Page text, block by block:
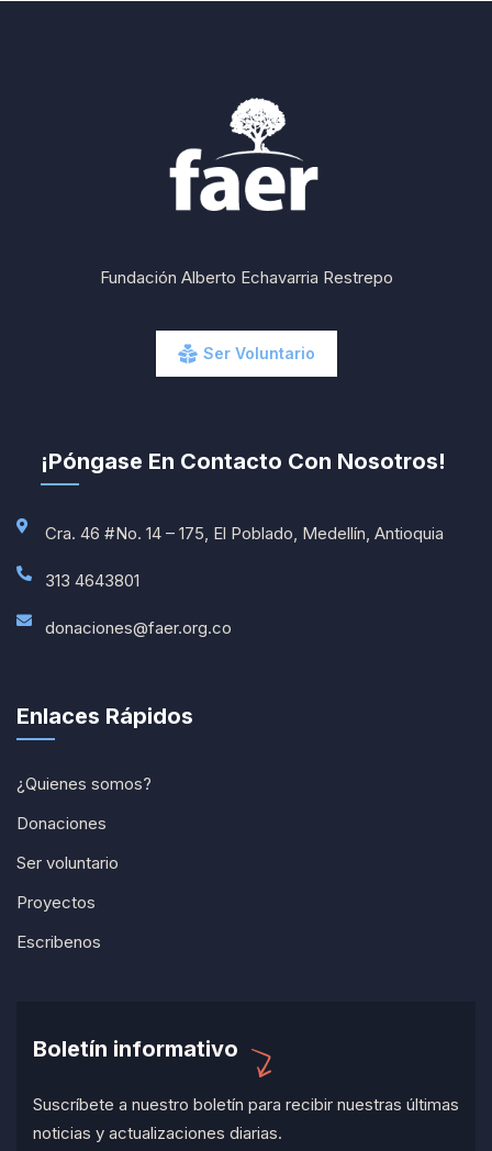
Fundación Alberto Echavarria Restrepo
Ser Voluntario
¡Póngase En Contacto Con Nosotros!
Cra. 46 #No. 14 – 175, El Poblado, Medellín, Antioquia
313 4643801
donaciones@faer.org.co
Enlaces Rápidos
¿Quienes somos?
Donaciones
Ser voluntario
Proyectos
Escribenos
Boletín informativo
Suscríbete a nuestro boletín para recibir nuestras últimas
noticias y actualizaciones diarias.